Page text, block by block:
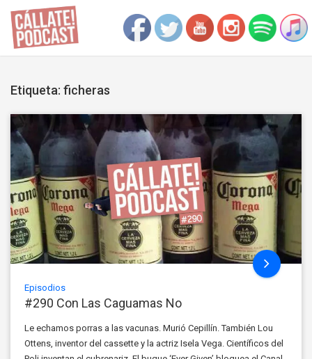
Etiqueta: ficheras
Episodios
#290 Con Las Caguamas No
Le echamos porras a las vacunas. Murió Cepillín. También Lou
Ottens, inventor del cassette y la actriz Isela Vega. Científicos del